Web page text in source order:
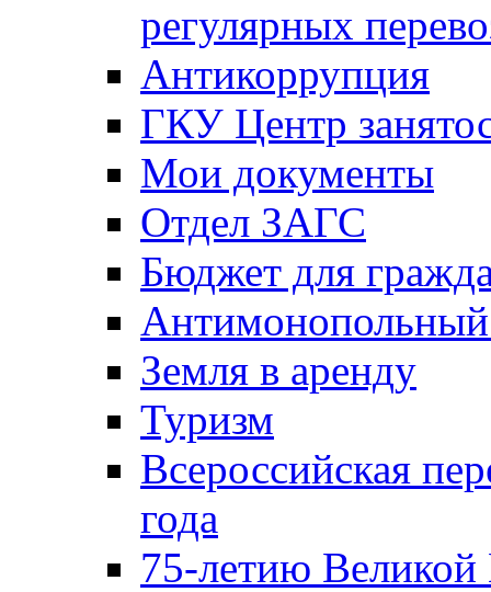
регулярных
Антикоррупция
ГКУ Центр
Мои документы
Отдел ЗАГС
Бюджет для
Антимонопольный
Земля в аренду
Туризм
Всероссийская
года
75-летию